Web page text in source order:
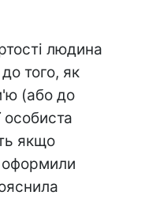
людина
того, як
(або до
якщо
оформили